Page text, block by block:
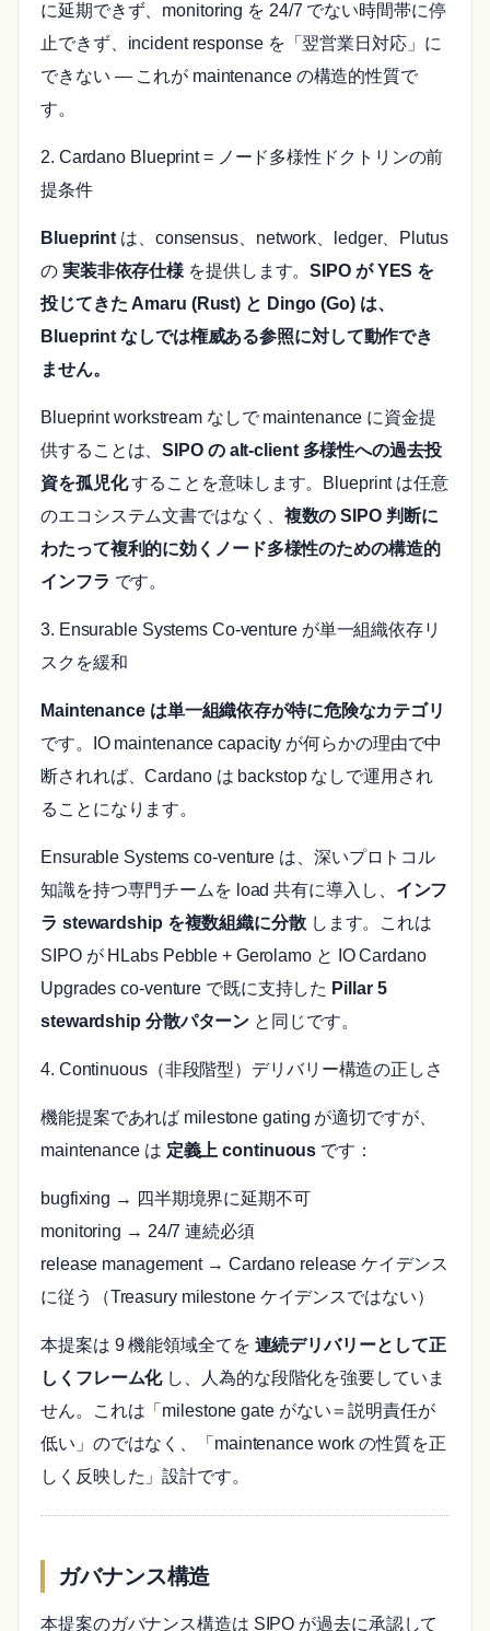
に延期できず、monitoring を 24/7 でない時間帯に停
止できず、incident response を「翌営業日対応」に
できない — これが maintenance の構造的性質で
す。
2. Cardano Blueprint = ノード多様性ドクトリンの前
提条件
Blueprintは、consensus、network、ledger、Plutus
の 実装非依存仕様を提供します。SIPO が YES を
投じてきた Amaru (Rust) と Dingo (Go) は、
Blueprint なしでは権威ある参照に対して動作でき
ません。
Blueprint workstream なしで maintenance に資金提
供することは、SIPO の alt-client 多様性への過去投
資を孤児化することを意味します。Blueprint は任意
のエコシステム文書ではなく、 複数の SIPO 判断に
わたって複利的に効くノード多様性のための構造的
インフラ です。
3. Ensurable Systems Co-venture が単一組織依存リ
スクを緩和
Maintenance は単一組織依存が特に危険なカテゴリ
です。IO maintenance capacity が何らかの理由で中
断されれば、Cardano は backstop なしで運用され
ることになります。
Ensurable Systems co-venture は、深いプロトコル
知識を持つ専門チームを load 共有に導入し、 インフ
ラ stewardship を複数組織に分散します。これは
SIPO が HLabs Pebble + Gerolamo と IO Cardano
Upgrades co-venture で既に支持した Pillar 5
stewardship 分散パターン と同じです。
4. Continuous（非段階型）デリバリー構造の正しさ
機能提案であれば milestone gating が適切ですが、
maintenance は 定義上 continuous です：
bugfixing → 四半期境界に延期不可
monitoring → 24/7 連続必須
release management → Cardano release ケイデンス
に従う（Treasury milestone ケイデンスではない）
本提案は 9 機能領域全てを 連続デリバリーとして正
しくフレーム化し、人為的な段階化を強要していま
せん。これは「milestone gate がない＝説明責任が
低い」のではなく、「maintenance work の性質を正
しく反映した」設計です。
ガバナンス構造
本提案のガバナンス構造は SIPO が過去に承認して